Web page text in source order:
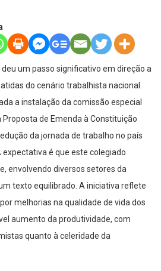
um passo significativo em direção a
do cenário trabalhista nacional.
a instalação da comissão especial
de Emenda à Constituição
da jornada de trabalho no país
é que este colegiado
envolvendo diversos setores da
texto equilibrado. A iniciativa reflete
melhorias na qualidade de vida dos
aumento da produtividade, com
quanto à celeridade da